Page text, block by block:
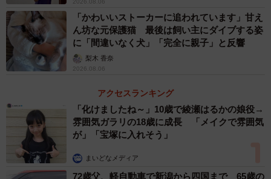
「何してるの？」と言いたげな表情が愛らしいミントちゃん（画像提
ーー撮影中のミントちゃんはどんな様子ですか？
「私がほかの物を撮影しているときも『やれやれ、またみ
んとのおしゃしんですか？』という顔で寄ってきます。今
回は、いつもと違う下からアングルだったので、『またに
「かわいいストーカーに追われています」甘え
ん坊な元保護猫 最後は飼い主にダイブする姿
に「間違いなく犬」「完全に親子」と反響
梨木 香奈
2026.08.06
アクセスランキング
「化けましたね～」10歳で綾瀬はるかの娘役→
雰囲気ガラリの18歳に成長 「メイクで雰囲気
が」「宝塚に入れそう」
まいどなメディア
72歳父、軽自動車で新潟から四国まで 65歳の